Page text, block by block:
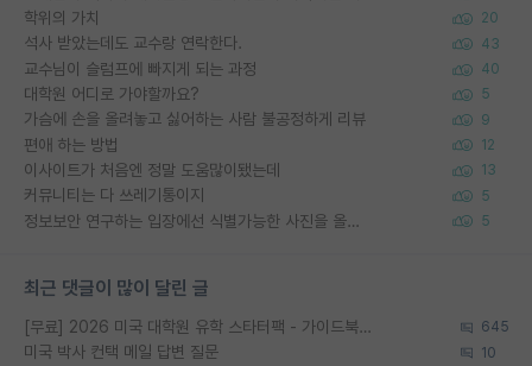
학위의 가치 20
석사 받았는데도 교수랑 연락한다. 43
교수님이 슬럼프에 빠지게 되는 과정 40
대학원 어디로 가야할까요? 5
가슴에 손을 올려놓고 싫어하는 사람 불공정하게 리뷰 9
편애 하는 방법 12
이사이트가 처음엔 정말 도움많이됐는데 13
커뮤니티는 다 쓰레기통이지 5
정보보안 연구하는 입장에선 식별가능한 사진을 올리는건 비추이긴함 5
최근 댓글이 많이 달린 글
[무료] 2026 미국 대학원 유학 스타터팩 - 가이드북 & 합격자 컨택메일 템플릿 645
미국 박사 컨택 메일 답변 질문 10